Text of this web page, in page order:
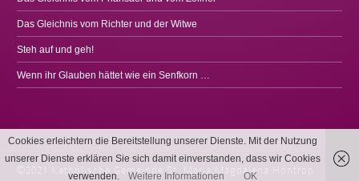
Das Gleichnis vom Richter und der Witwe
Steh auf und geh!
Wenn ihr Glauben hättet wie ein Senfkorn …
©2021 Katholische Gemeinde St. Maria Magdalena Höntrop
Cookies erleichtern die Bereitstellung unserer Dienste. Mit der Nutzung
unserer Dienste erklären Sie sich damit einverstanden, dass wir Cookies
verwenden.
Weitere Informationen OK